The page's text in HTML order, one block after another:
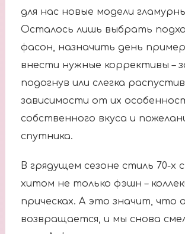
для нас новые модели
Осталось лишь выбрать
фасон, назначить день
внести нужные коррективы –
подогнув или слегка
зависимости от их
собственного вкуса и
спутника.
В грядущем сезоне стиль 70-х
хитом не только фэшн –
прическах. А это значит, что
возвращается, и мы снова